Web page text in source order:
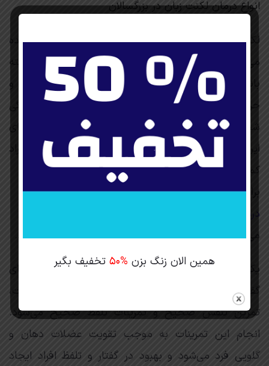
انواع درمان لکنت زبان در بزرگسالان
لکنت یک اختلال گفتار است که بیشتر در کودکان دیده
می‌شود اما ممکن است در بزرگسالان نیز وجود داشته
باشد. این اختلال موجب مشکلاتی در ارتباطات اجتماعی و
حرف زدن فرد می‌شود و می‌تواند تأثیرات منفی بر زندگی
شخص داشته باشد. بنابراین، انواع درمان‌های مختلف برای
این اختلال وجود دارد که می‌تواند به بهبود وضعیت افراد
کمک کند.
برای کسب اطلاعات بیشتر و مشاوره در
درمان اختلال یادگیری در غرب تهران
می توانید با مجموعه کلینیک خانه امید در تماس باشید.
یکی از روش‌های موثر در درمان لکنت زبان، تمرین‌های
گفتاری است. این تمرین‌ها شامل تکرار صداها و کلمات،
تمرین تنفس صحیح و تمرینات تلفظ صحیح می‌شود.
انجام این تمرینات به موجب تقویت عضلات دهان و
گلویی فرد می‌شود و بهبود در گفتار و تلفظ افراد ایجاد
همین الان زنگ بزن ۵۰% تخفیف بگیر